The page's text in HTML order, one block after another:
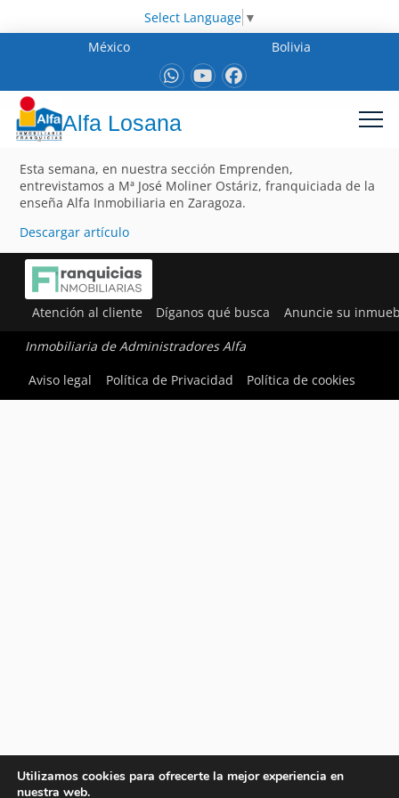
Select Language ▼
México
Bolivia
Alfa Losana
Esta semana, en nuestra sección Emprenden,
entrevistamos a Mª José Moliner Ostáriz, franquiciada de la
enseña Alfa Inmobiliaria en Zaragoza.
Descargar artículo
Atención al cliente Díganos qué busca Anuncie su
Inmobiliaria de Administradores Alfa
Aviso legal
Política de Privacidad Política de cookies
Utilizamos cookies para ofrecerte la mejor experiencia en
nuestra web.